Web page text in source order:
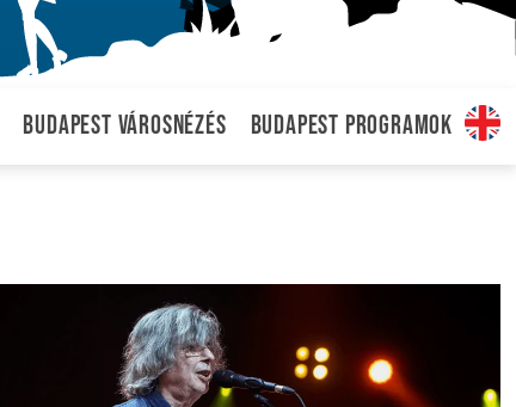
Budapest városnézés Budapest programok